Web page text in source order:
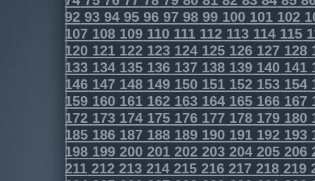
92 93 94 95 96 97 98 99 100 101 102
107 108 109 110 111 112 113 114 115
120 121 122 123 124 125 126 127 128
133 134 135 136 137 138 139 140 141
146 147 148 149 150 151 152 153 154
159 160 161 162 163 164 165 166 167
172 173 174 175 176 177 178 179 180
185 186 187 188 189 190 191 192 193
198 199 200 201 202 203 204 205 206
211 212 213 214 215 216 217 218 219